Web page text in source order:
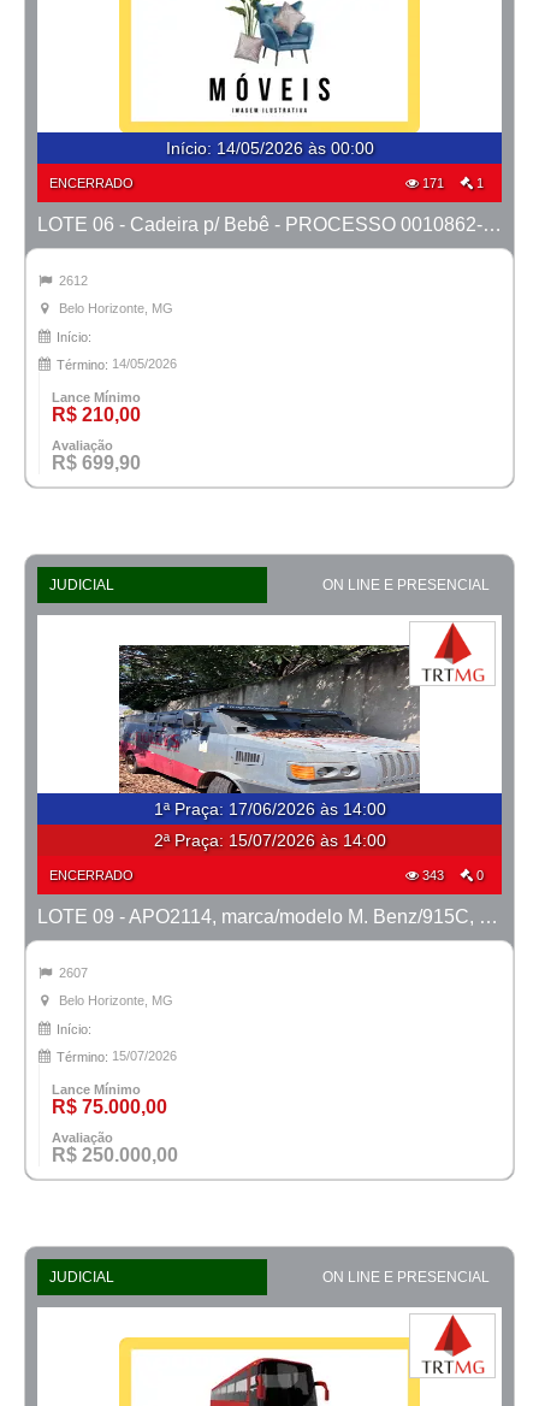
Início: 14/05/2026 às 00:00
ENCERRADO 171 1
LOTE 06 - Cadeira p/ Bebê - PROCESSO 0010862-66.2023-41ª BH
2612
Belo Horizonte, MG
Início:
Término: 14/05/2026
Lance Mínimo
R$ 210,00
Avaliação
R$ 699,90
JUDICIAL ON LINE E PRESENCIAL
1ª Praça: 17/06/2026 às 14:00
2ª Praça: 15/07/2026 às 14:00
ENCERRADO 343 0
LOTE 09 - APO2114, marca/modelo M. Benz/915C, ano 2007/2008
2607
Belo Horizonte, MG
Início:
Término: 15/07/2026
Lance Mínimo
R$ 75.000,00
Avaliação
R$ 250.000,00
JUDICIAL ON LINE E PRESENCIAL